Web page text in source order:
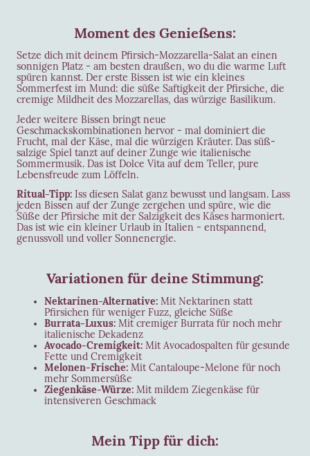
Moment des Genießens:
Setze dich mit deinem Pfirsich-Mozzarella-Salat an einen
sonnigen Platz - am besten draußen, wo du die warme Luft
spüren kannst. Der erste Bissen ist wie ein kleines
Sommerfest im Mund: die süße Saftigkeit der Pfirsiche, die
cremige Mildheit des Mozzarellas, das würzige Basilikum.
Jeder weitere Bissen bringt neue
Geschmackskombinationen hervor - mal dominiert die
Frucht, mal der Käse, mal die würzigen Kräuter. Das süß-
salzige Spiel tanzt auf deiner Zunge wie italienische
Sommermusik. Das ist Dolce Vita auf dem Teller, pure
Lebensfreude zum Löffeln.
Ritual-Tipp: Iss diesen Salat ganz bewusst und langsam. Lass
jeden Bissen auf der Zunge zergehen und spüre, wie die
Süße der Pfirsiche mit der Salzigkeit des Käses harmoniert.
Das ist wie ein kleiner Urlaub in Italien - entspannend,
genussvoll und voller Sonnenergie.
Variationen für deine Stimmung:
Nektarinen-Alternative: Mit Nektarinen statt
Pfirsichen für weniger Fuzz, gleiche Süße
Burrata-Luxus: Mit cremiger Burrata für noch mehr
italienische Dekadenz
Avocado-Cremigkeit: Mit Avocadospalten für gesunde
Fette und Cremigkeit
Melonen-Frische: Mit Cantaloupe-Melone für noch
mehr Sommersüße
Ziegenkäse-Würze: Mit mildem Ziegenkäse für
intensiveren Geschmack
Mein Tipp für dich: